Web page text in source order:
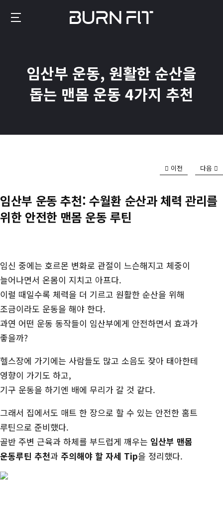
운
동
기
이
짜
성
임산부 운동, 원활한 순산을
돕는 맨몸 운동 4가지 추천
이전 다음
임산부 운동 추천: 수월환 순산과 체력 관리를
위한 안전한 맨몸 운동 루틴
임신 중에는 호르몬 변화로 관절이 느슨해지고 체중이
늘어나면서 온몸이 지치고 아프다.
이럴 때일수록 체력을 더 기르고 원활한 순산을 위해
조금이라도 운동을 해야 한다.
과연 어떤 운동 동작들이 임산부에게 안전하면서 효과가
좋을까?
헬스장에 가기에는 사람들도 많고 소음도 잦아 태아한테
영향이 가기도 하고,
기구 운동을 하기엔 배에 무리가 갈 것 같다.
그래서 집에서도 매트 한 장으로 할 수 있는 안전한 홈트
루틴으로 준비했다.
골반 주변 근육과 하체를 부드럽게 깨우는 임산부 맨몸
운동루틴 추천과 주의해야 할 자세 Tip을 정리했다.